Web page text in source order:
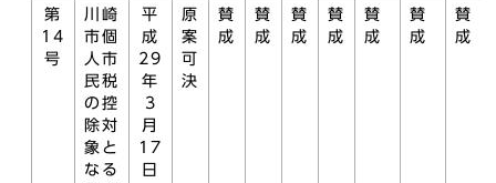
第
14
号
川崎
市個
人市
民税
の控
除対
象と
なる
平
成
29
年
3
月
17
日
原
案
可
決
賛
成
賛
成
賛
成
賛
成
賛
成
賛
成
賛
成